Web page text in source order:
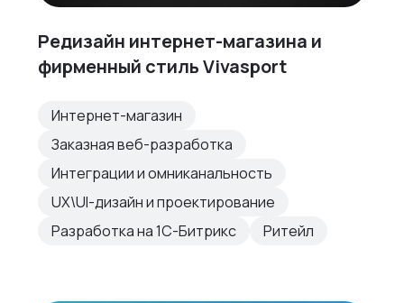
Редизайн интернет-магазина и
фирменный стиль Vivasport
Интернет-магазин
Заказная веб-разработка
Интеграции и омниканальность
UX\UI-дизайн и проектирование
Разработка на 1С-Битрикс
Ритейл